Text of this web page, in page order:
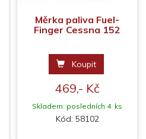
Měrka paliva Fuel-
Finger Cessna 152
Koupit
469,- Kč
Skladem: posledních 4 ks
Kód: 58102